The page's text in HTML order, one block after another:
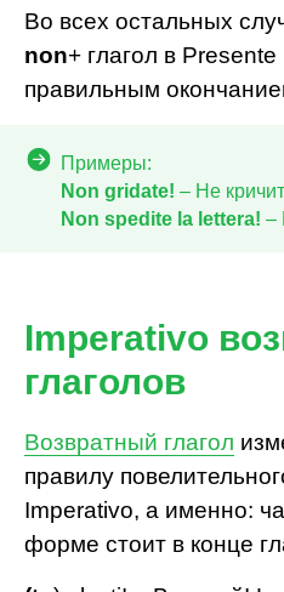
Во всех остальных
non+ глагол в
правильным
Примеры:
Non gridate! – Не
Non spedite la lettera! –
Imperativo
глаголов
Возвратный глагол
правилу
Imperativo, а именно:
форме стоит в конце